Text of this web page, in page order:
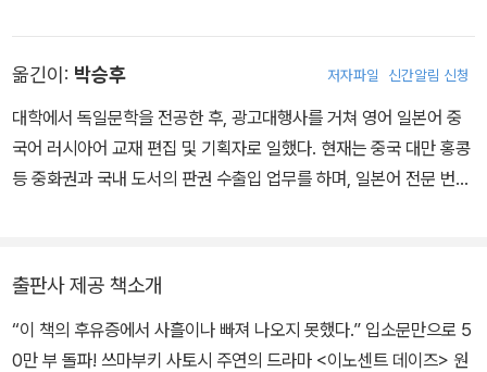
어머니》 등이 있다. 2022년부터 도쿄에 거주하고 있다.
옮긴이: 박승후 저자파일 신간알림 신청
대학에서 독일문학을 전공한 후, 광고대행사를 거쳐 영어 일본어 중
국어 러시아어 교재 편집 및 기획자로 일했다. 현재는 중국 대만 홍콩
등 중화권과 국내 도서의 판권 수출입 업무를 하며, 일본어 전문 번역
출판사 제공 책소개
“이 책의 후유증에서 사흘이나 빠져 나오지 못했다.” 입소문만으로 5
0만 부 돌파! 쓰마부키 사토시 주연의 드라마 <이노센트 데이즈> 원